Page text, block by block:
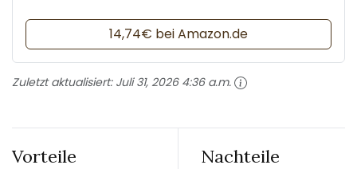
14,74€ bei Amazon.de
Zuletzt aktualisiert: Juli 31, 2026 4:36 a.m.
Vorteile Nachteile